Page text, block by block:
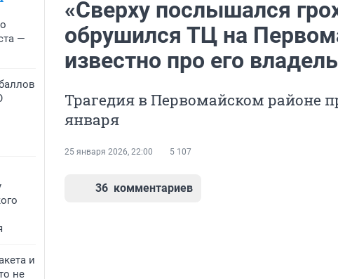
—
и
не
«Сверху послышался
обрушился ТЦ на
известно про его
Трагедия в Первомайском районе
января
25 января 2026, 22:00 5 107
36 комментариев